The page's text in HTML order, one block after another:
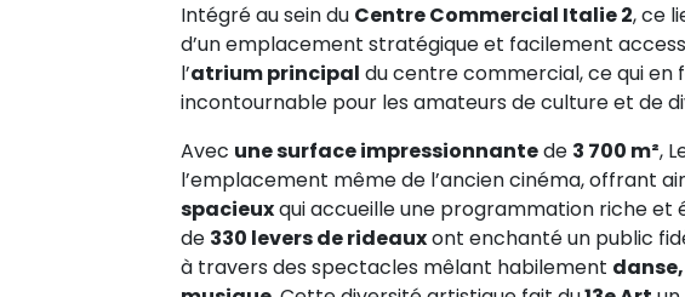
Intégré au sein du Centre Commercial Italie 2, ce
d’un emplacement stratégique et facilement
l’atrium principal du centre commercial, ce qui
incontournable pour les amateurs de culture et de
Avec une surface impressionnantede 3 700 m²,
l’emplacement même de l’ancien cinéma, offrant
spacieuxqui accueille une programmation riche et
de 330 levers de rideauxont enchanté un public
à travers des spectacles mêlant habilement